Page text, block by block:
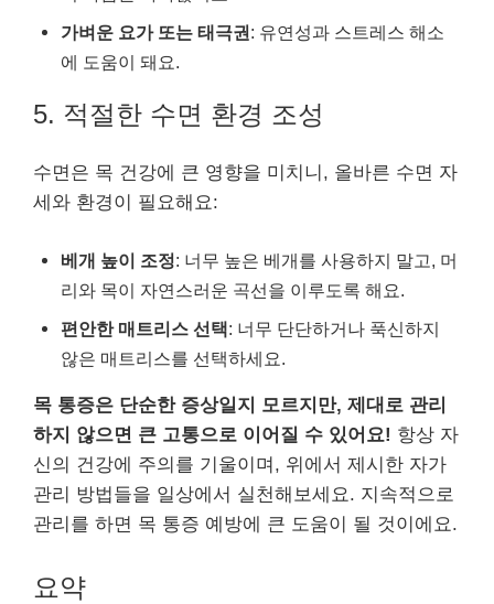
가벼운 요가 또는 태극권: 유연성과 스트레스 해소
에 도움이 돼요.
5. 적절한 수면 환경 조성
수면은 목 건강에 큰 영향을 미치니, 올바른 수면 자
세와 환경이 필요해요:
베개 높이 조정: 너무 높은 베개를 사용하지 말고, 머
리와 목이 자연스러운 곡선을 이루도록 해요.
편안한 매트리스 선택: 너무 단단하거나 푹신하지
않은 매트리스를 선택하세요.
목 통증은 단순한 증상일지 모르지만, 제대로 관리
하지 않으면 큰 고통으로 이어질 수 있어요! 항상 자
신의 건강에 주의를 기울이며, 위에서 제시한 자가
관리 방법들을 일상에서 실천해보세요. 지속적으로
관리를 하면 목 통증 예방에 큰 도움이 될 것이에요.
요약